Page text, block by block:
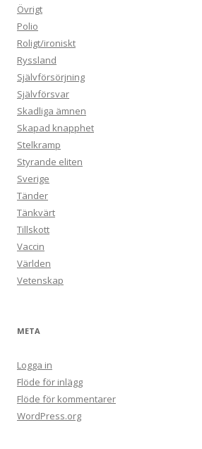
Övrigt
Polio
Roligt/ironiskt
Ryssland
Självförsörjning
Självförsvar
Skadliga ämnen
Skapad knapphet
Stelkramp
Styrande eliten
Sverige
Tänder
Tänkvärt
Tillskott
Vaccin
Världen
Vetenskap
META
Logga in
Flöde för inlägg
Flöde för kommentarer
WordPress.org